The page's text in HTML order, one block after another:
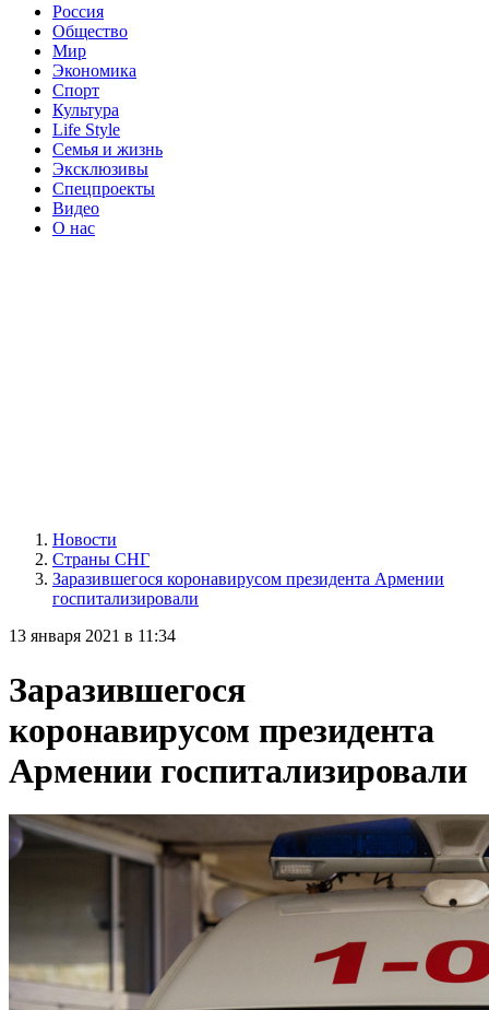
Россия
Общество
Мир
Экономика
Спорт
Культура
Life Style
Семья и жизнь
Эксклюзивы
Спецпроекты
Видео
О нас
Новости
Страны СНГ
Заразившегося коронавирусом президента Армении
госпитализировали
13 января 2021 в 11:34
Заразившегося
коронавирусом президента
Армении госпитализировали